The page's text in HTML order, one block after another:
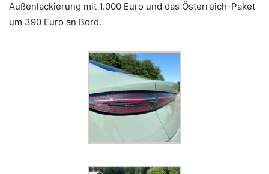
Außenlackierung mit 1.000 Euro und das Österreich-Paket
um 390 Euro an Bord.